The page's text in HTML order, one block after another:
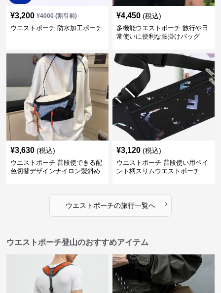
¥3,200 ¥4000(割引前)
ウエストポーチ 防水加工ポーチ
¥4,450 (税込)
多機能ウエストポーチ 旅行や日
常使いに便利な腰掛けバッグ
¥3,630 (税込)
ウエストポーチ 普段使できる配
色切替デザインナイロン製斜め
¥3,120 (税込)
ウエストポーチ 普段使い用ペイ
ント柄スリムウエストポーチ
ウエストポーチの旅行一覧へ ›
ウエストポーチ登山のおすすめアイテム